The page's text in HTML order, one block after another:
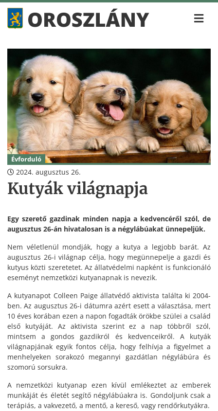
Évforduló
2024. augusztus 26.
Kutyák világnapja
Egy szerető gazdinak minden napja a kedvencéről szól, de
augusztus 26-án hivatalosan is a négylábúakat ünnepeljük.
Nem véletlenül mondják, hogy a kutya a legjobb barát. Az
augusztus 26-i világnap célja, hogy megünnepelje a gazdi és
kutyus közti szeretetet. Az állatvédelmi napként is funkcionáló
eseményt nemzetközi kutyanapnak is nevezik.
A kutyanapot Colleen Paige állatvédő aktivista találta ki 2004-
ben. Az augusztus 26-i dátumra azért esett a választása, mert
10 éves korában ezen a napon fogadták örökbe szülei a család
első kutyáját. Az aktivista szerint ez a nap többről szól,
mintsem a gondos gazdikról és kedvenceikről. A kutyák
világnapjának egyik fontos célja, hogy felhívja a figyelmet a
menhelyeken sorakozó megannyi gazdátlan négylábúra és
szomorú sorsukra.
A nemzetközi kutyanap ezen kívül emlékeztet az emberek
munkáját és életét segítő négylábúakra is. Gondoljunk csak a
terápiás, a vakvezető, a mentő, a kereső, vagy rendőrkutyákra.